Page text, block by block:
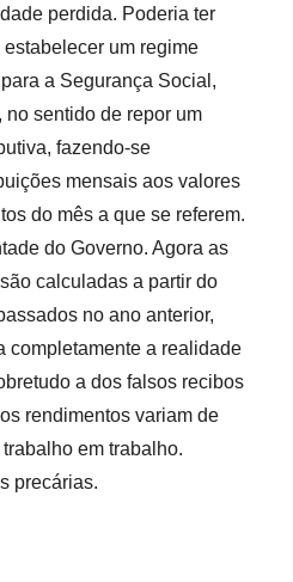
perdida. Poderia ter
um regime
a Segurança Social,
no sentido de repor um
fazendo-se
mensais aos valores
do mês a que se referem.
do Governo. Agora as
calculadas a partir do
no ano anterior,
completamente a realidade
a dos falsos recibos
rendimentos variam de
em trabalho.
precárias.